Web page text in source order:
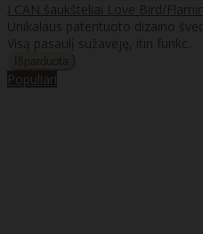
I CAN šaukšteliai Love Bird/
Unikalaus patentuoto dizaino
Visą pasaulį sužavėję, itin funkc..
Populiari